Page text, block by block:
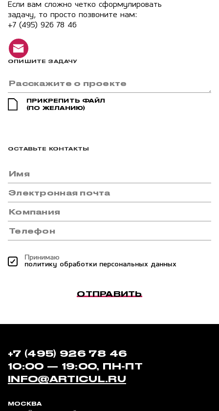
Если вам сложно четко сформулировать
задачу, то просто позвоните нам:
+7 (495) 926 78 46
ОПИШИТЕ ЗАДАЧУ
ПРИКРЕПИТЬ ФАЙЛ
(ПО ЖЕЛАНИЮ)
ОСТАВЬТЕ КОНТАКТЫ
Принимаю
политику обработки персональных данных
ОТПРАВИТЬ
+7 (495) 926 78 46
10:00 — 19:00, ПН-ПТ
INFO@ARTICUL.RU
МОСКВА